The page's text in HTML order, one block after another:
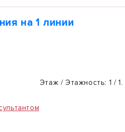
на 1 линии
Этаж / Этажность: 1 / 1.